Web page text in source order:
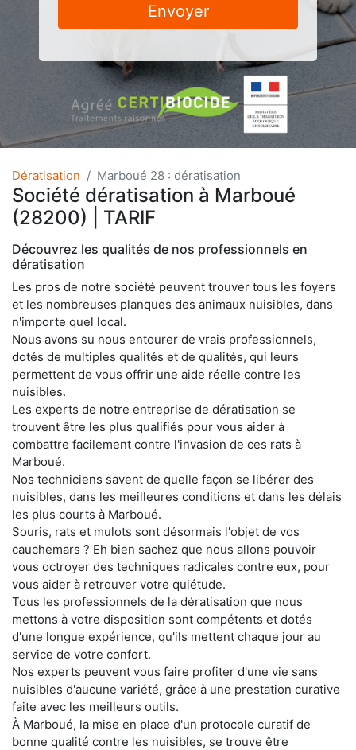
Envoyer
Dératisation Marboué 28 : dératisation
Société dératisation à Marboué
(28200) | TARIF
Découvrez les qualités de nos professionnels en
dératisation
Les pros de notre société peuvent trouver tous les foyers
et les nombreuses planques des animaux nuisibles, dans
n'importe quel local.
Nous avons su nous entourer de vrais professionnels,
dotés de multiples qualités et de qualités, qui leurs
permettent de vous offrir une aide réelle contre les
nuisibles.
Les experts de notre entreprise de dératisation se
trouvent être les plus qualifiés pour vous aider à
combattre facilement contre l'invasion de ces rats à
Marboué.
Nos techniciens savent de quelle façon se libérer des
nuisibles, dans les meilleures conditions et dans les délais
les plus courts à Marboué.
Souris, rats et mulots sont désormais l'objet de vos
cauchemars ? Eh bien sachez que nous allons pouvoir
vous octroyer des techniques radicales contre eux, pour
vous aider à retrouver votre quiétude.
Tous les professionnels de la dératisation que nous
mettons à votre disposition sont compétents et dotés
d'une longue expérience, qu'ils mettent chaque jour au
service de votre confort.
Nos experts peuvent vous faire profiter d'une vie sans
nuisibles d'aucune variété, grâce à une prestation curative
faite avec les meilleurs outils.
À Marboué, la mise en place d'un protocole curatif de
bonne qualité contre les nuisibles, se trouve être